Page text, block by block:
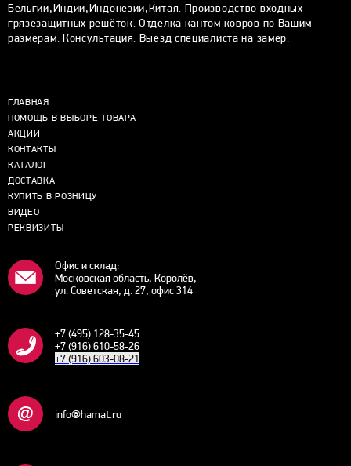
Бельгии,Индии,Индонезии,Китая. Производство входных
грязезащитных решёток. Отделка кантом ковров по Вашим
размерам. Консультация. Выезд специалиста на замер.
ГЛАВНАЯ
ПОМОЩЬ В ВЫБОРЕ ТОВАРА
АКЦИИ
КОНТАКТЫ
КАТАЛОГ
ДОСТАВКА
КУПИТЬ В РОЗНИЦУ
ВИДЕО
РЕКВИЗИТЫ
Офис и склад:
Московская область, Королёв,
ул. Советская, д. 27, офис 314
+7 (495) 128-35-45
+7 (916) 610-58-26
+7 (916) 603-08-21
info@hamat.ru